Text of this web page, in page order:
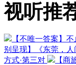
视听推
【不唯一答案】
别呈现】《东莞，
方式·第三对
【